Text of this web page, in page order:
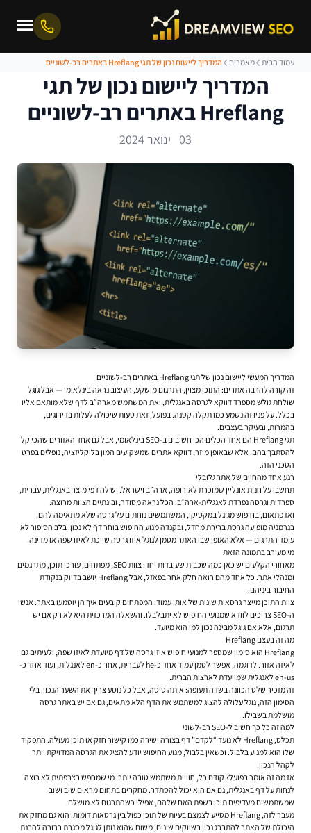
עמוד הבית מאמרים המדריך ליישום נכון של תגי Hreflang באתרים רב-לשוניים
המדריך ליישום נכון של תגי
Hreflang באתרים רב-לשוניים
03 ינואר 2024
המדריך המעשי ליישום נכון של תגי Hreflang באתרים רב-לשוניים
זה קורה להרבה אתרים: התוכן מצוין, התרגום מושקע, העיצוב נראה בינלאומי — אבל גוגל
שולחת גולש מספרד דווקא לגרסה באנגלית, ואת המשתמש מארה״ב לדף שלא מותאם אליו
בכלל. על פניו זה נשמע כמו תקלה קטנה. בפועל, זאת טעות שיכולה לעלות בדירוגים,
בהמרות, ובעיקר בעצבים.
תגי Hreflang הם אחד הכלים הכי חשובים ב-SEO בינלאומי, אבל גם אחד האזורים שהכי קל
להסתבך בהם. אלא שבאופן מוזר, דווקא אתרים שמשקיעים המון בלוקליזציה, נופלים בפרט
הטכני הזה.
רגע אחד מהחיים של אתר גלובלי
תחשבו על חנות אונליין שמוכרת לאירופה, ארה״ב וישראל. יש לה דפי מוצר באנגלית, עברית,
ספרדית וגרסה נפרדת לאנגלית-ארה״ב. הכל נראה מסודר, ובינתיים הצוות מרוצה.
ואז פתאום, בחיפוש מגוגל במקסיקו, המשתמשים נוחתים על גרסה שלא מתאימה להם.
בגרמניה מופיעה גרסת ברירת מחדל, ובקנדה מנוע החיפוש בוחר דף לא נכון. בלב הסיפור לא
עומד התרגום — אלא האופן שבו האתר מסמן לגוגל איזו גרסה שייכת לאיזו שפה או מדינה.
מי מעורב בתמונה הזאת
מאחורי הקלעים יש כאן כמה שכבות שעובדות יחד: צוות SEO, מפתחים, עורכי תוכן, מתרגמים
ומנהלי אתר. כל אחד מהם רואה חלק אחר בפאזל, אבל Hreflang יושב בדיוק בנקודת
החיבור ביניהם.
צוות התוכן מייצר גרסאות שונות של אותו עמוד. המפתחים קובעים איך הן יוטמעו באתר. אנשי
ה-SEO צריכים לוודא שמנועי החיפוש לא יתבלבלו. והשאלה המרכזית היא לא רק אם יש
תרגום, אלא אם גוגל מבינה נכון למי הוא מיועד.
מה זה בעצם Hreflang
Hreflang הוא סימון שמספר למנועי חיפוש איזו גרסה של דף מיועדת לאיזו שפה, ולעיתים גם
לאיזה אזור. לדוגמה, אפשר לסמן עמוד אחד כ-he לעברית, אחר כ-enלאנגלית, ועוד אחד כ-
en-usלאנגלית שמיועדת לארצות הברית.
זה מזכיר שלט הכוונה בשדה תעופה: אותה טיסה, אבל כל נוסע צריך את השער הנכון. בלי
הסימון הזה, גוגל עלולה להציג למשתמש את הדף הלא מתאים, גם אם יש באתר גרסה
מושלמת בשבילו.
למה זה כל כך חשוב ל-SEO רב-לשוני
תכלס, Hreflang לא נועד “לקדם” דף בצורה ישירה כמו קישור חזק או תוכן מעולה. התפקיד
שלו הוא למנוע בלבול. וכשאין בלבול, מנוע החיפוש יודע להציג את הגרסה המדויקת יותר
לקהל הנכון.
אז מה זה אומר בפועל? קודם כל, חוויית משתמש טובה יותר. מי שמחפש בצרפתית לא רוצה
לנחות על דף באנגלית, גם אם הוא יכול להסתדר. מחקרים בתחום מראים שוב ושוב
שמשתמשים מעדיפים תוכן בשפת האם שלהם, אפילו כשהתרגום לא מושלם.
מעבר לזה, Hreflang מסייע לצמצם בעיות של תוכן כפול בין גרסאות דומות. הוא גם מחזק את
היכולת של האתר להתברג נכון בשווקים שונים, משום שהוא נותן לגוגל מסגרת ברורה להבנת